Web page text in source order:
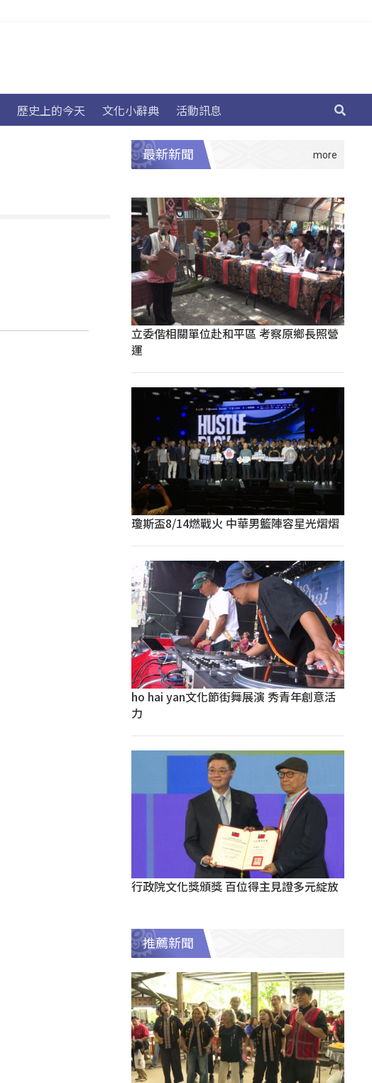
歷史上的今天 文化小辭典 活動訊息
最新新聞
立委偕相關單位赴和平區 考察原鄉長照營
運
瓊斯盃8/14燃戰火 中華男籃陣容星光熠熠
ho hai yan文化節街舞展演 秀青年創意活
力
行政院文化獎頒獎 百位得主見證多元綻放
推薦新聞